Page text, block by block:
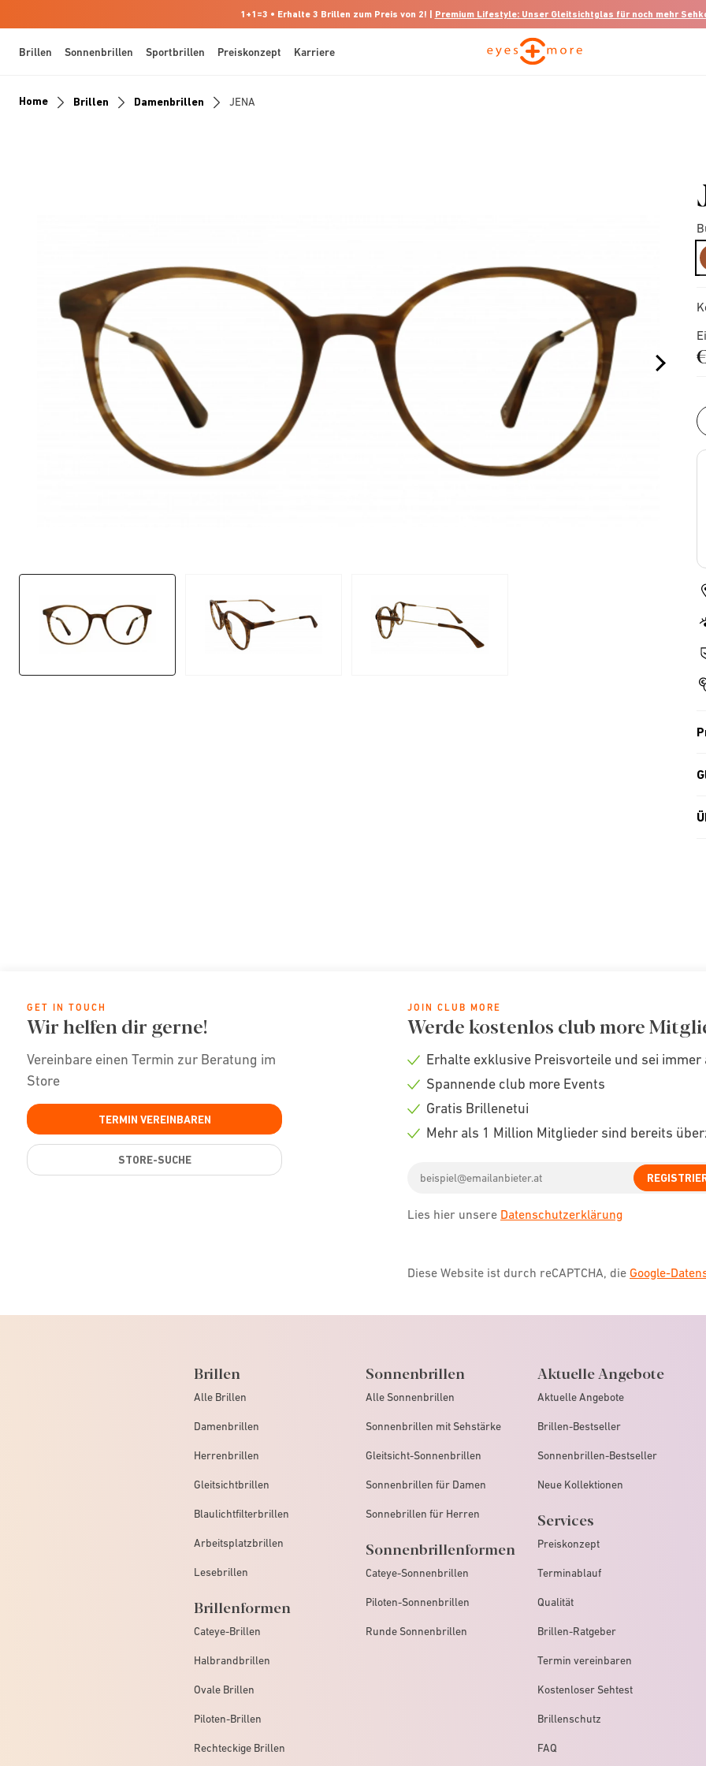
1+1=3 • Erhalte 3 Brillen zum Preis von 2! | Premium Lifestyle: Unser Gleitsichtglas für noch mehr
Brillen Sonnenbrillen Sportbrillen Preiskonzept Karriere
Home Brillen Damenbrillen JENA
GET IN TOUCH
Wir helfen dir gerne!
Vereinbare einen Termin zur Beratung im
Store
TERMIN VEREINBAREN
STORE-SUCHE
JOIN CLUB MORE
Werde kostenlos club more
Check
Erhalte exklusive Preisvorteile und sei
Check
Spannende club more Events
Check
Gratis Brillenetui
Mehr als 1 Million Mitglieder sind bereits
address
Lies hier unsere Datenschutzerklärung
Diese Website ist durch reCAPTCHA, die Google-
Brillen
Alle Brillen
Damenbrillen
Herrenbrillen
Gleitsichtbrillen
Blaulichtfilterbrillen
Arbeitsplatzbrillen
Lesebrillen
Brillenformen
Cateye-Brillen
Halbrandbrillen
Ovale Brillen
Piloten-Brillen
Rechteckige Brillen
Sonnenbrillen
Alle Sonnenbrillen
Sonnenbrillen mit Sehstärke
Gleitsicht-Sonnenbrillen
Sonnenbrillen für Damen
Sonnebrillen für Herren
Sonnenbrillenformen
Cateye-Sonnenbrillen
Piloten-Sonnenbrillen
Runde Sonnenbrillen
Aktuelle Angebote
Aktuelle Angebote
Brillen-Bestseller
Sonnenbrillen-Bestseller
Neue Kollektionen
Services
Preiskonzept
Terminablauf
Qualität
Brillen-Ratgeber
Termin vereinbaren
Kostenloser Sehtest
Brillenschutz
FAQ